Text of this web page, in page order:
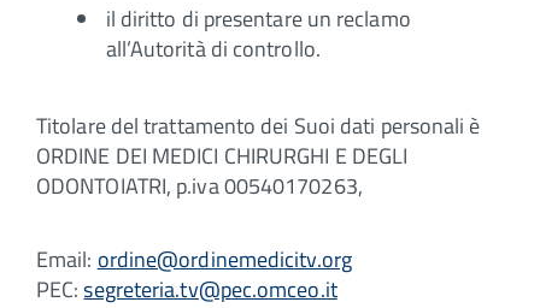
il diritto di presentare un reclamo
all’Autorità di controllo.
Titolare del trattamento dei Suoi dati personali è
ORDINE DEI MEDICI CHIRURGHI E DEGLI
ODONTOIATRI, p.iva 00540170263,
Email: ordine@ordinemedicitv.org
PEC:segreteria.tv@pec.omceo.it